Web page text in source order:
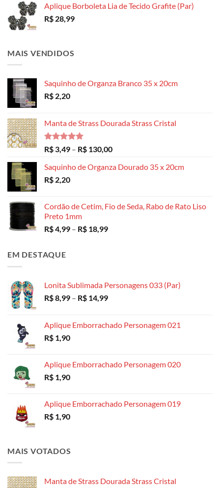
Aplique Borboleta Lia de Tecido Grafite (Par)
R$ 28,99
MAIS VENDIDOS
Saquinho de Organza Branco 35 x 20cm
R$ 2,20
Manta de Strass Dourada Strass Cristal
Avaliação
5.00
de 5
R$ 3,49 – R$ 130,00Faixa
preço:
Saquinho de Organza Dourado 35 x 20cm
R$ 2,20
Cordão de Cetim, Fio de Seda, Rabo de Rato Liso
Preto 1mm
R$4,99 – R$ 18,99Faixa
EM DESTAQUE
Lonita Sublimada Personagens 033 (Par)
R$8,99 – R$ 14,99Faixa
R$ 8,99
Aplique Emborrachado Personagem 021
R$ 1,90
Aplique Emborrachado Personagem 020
R$ 1,90
Aplique Emborrachado Personagem 019
R$ 1,90
MAIS VOTADOS
Manta de Strass Dourada Strass Cristal